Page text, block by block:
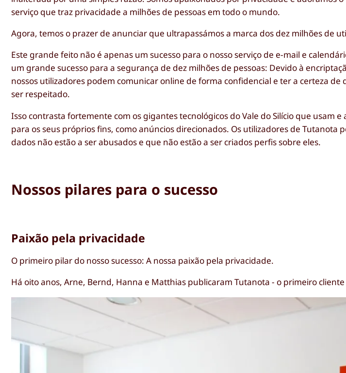
serviço que traz privacidade a milhões de pessoas em todo o mundo.
Agora, temos o prazer de anunciar que ultrapassámos a marca dos dez milhões de
Este grande feito não é apenas um sucesso para o nosso serviço de e-mail e
um grande sucesso para a segurança de dez milhões de pessoas: Devido à
nossos utilizadores podem comunicar online de forma confidencial e ter a certeza de
ser respeitado.
Isso contrasta fortemente com os gigantes tecnológicos do Vale do Silício que usam
para os seus próprios fins, como anúncios direcionados. Os utilizadores de Tutanota
dados não estão a ser abusados e que não estão a ser criados perfis sobre eles.
Nossos pilares para o sucesso
Paixão pela privacidade
O primeiro pilar do nosso sucesso: A nossa paixão pela privacidade.
Há oito anos, Arne, Bernd, Hanna e Matthias publicaram Tutanota - o primeiro